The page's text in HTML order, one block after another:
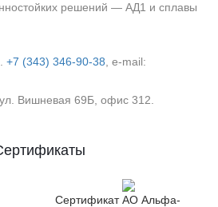
решений — АД1 и сплавы
+7 (343) 346‑90‑38 , e‑mail:
ул. Вишневая 69Б, офис 312.
Сертификат АО Альфа-